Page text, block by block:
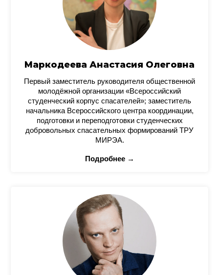
Маркодеева Анастасия Олеговна
Первый заместитель руководителя общественной
молодёжной организации «Всероссийский
студенческий корпус спасателей»; заместитель
начальника Всероссийского центра координации,
подготовки и переподготовки студенческих
добровольных спасательных формирований ТРУ
МИРЭА.
Подробнее →